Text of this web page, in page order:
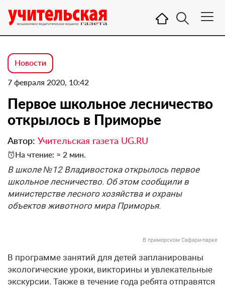
Новости
7 февраля 2020, 10:42
Первое школьное лесничество
открылось в Приморье
Автор: Учительская газета UG.RU
На чтение: ≈ 2 мин.
В школе №12 Владивостока открылось первое
школьное лесничество. Об этом сообщили в
министерстве лесного хозяйства и охраны
объектов животного мира Приморья.
В приморском Сафари-парке
В программе занятий для детей запланированы
экологические уроки, викторины и увлекательные
экскурсии. Также в течение года ребята отправятся